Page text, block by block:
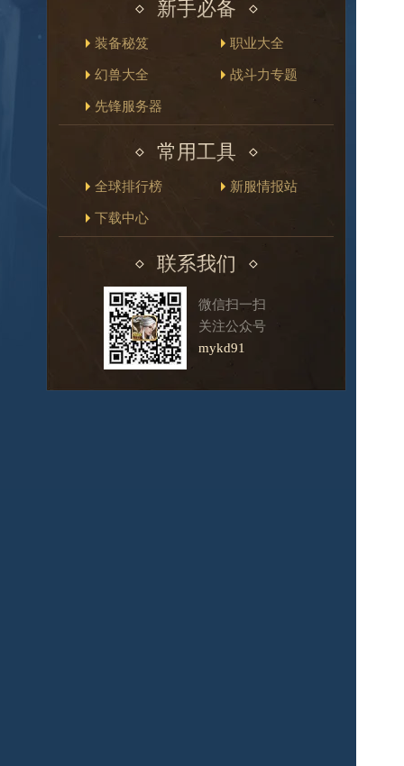
新手必备
装备秘笈 职业大全
幻兽大全 战斗力专题
先锋服务器
常用工具
全球排行榜 新服情报站
下载中心
联系我们
微信扫一扫
关注公众号
mykd91